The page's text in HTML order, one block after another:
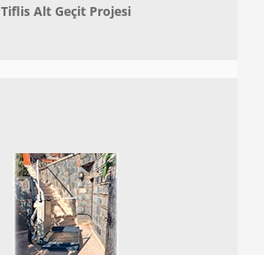
Tiflis Alt Geçit Projesi